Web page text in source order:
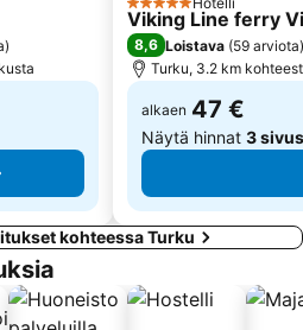
)
5 Tähtiluokitus
Viking Line ferry
8,6 Loistava (59 arviota)
Turku, 3.2 km
alkaen 47 €
Näytä hinnat 3
kohteessa Turku